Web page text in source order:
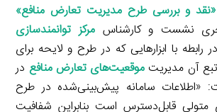
«نقد و بررسی طرح مدیریت تعارض منافع»
نشست و کارشناس مرکز توانمندسازی
در رابطه با ابزارهایی که در طرح و لایحه برای
آن مدیریت موقعیت‌های تعارض منافع در
«اطلاعات سامانه پیش‌بینی‌شده در طرح
متولی قابل‌دسترس است بنابراین شفافیت